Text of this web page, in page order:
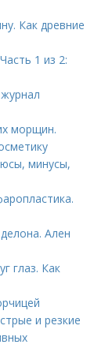
Как древние
1 из 2:
морщин.
минусы,
Ален
глаз. Как
и резкие